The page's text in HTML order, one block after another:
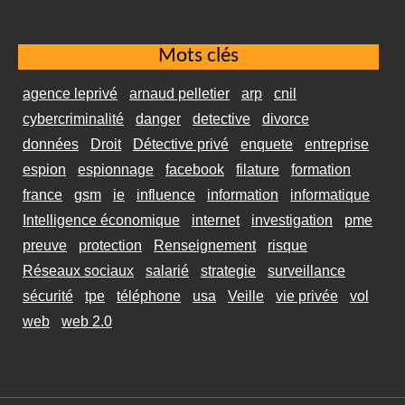
Mots clés
agence leprivé arnaud pelletier arp
cnil
cybercriminalité
danger detective
divorce
données
Droit Détective privé enquete
entreprise
espion
espionnage facebook filature
formation
france
gsm ie influence information
informatique
Intelligence économique
internet investigation
pme
preuve
protection Renseignement
risque
Réseaux sociaux
salarié strategie
surveillance
sécurité
tpe téléphone usa Veille vie privée
vol
web
web 2.0